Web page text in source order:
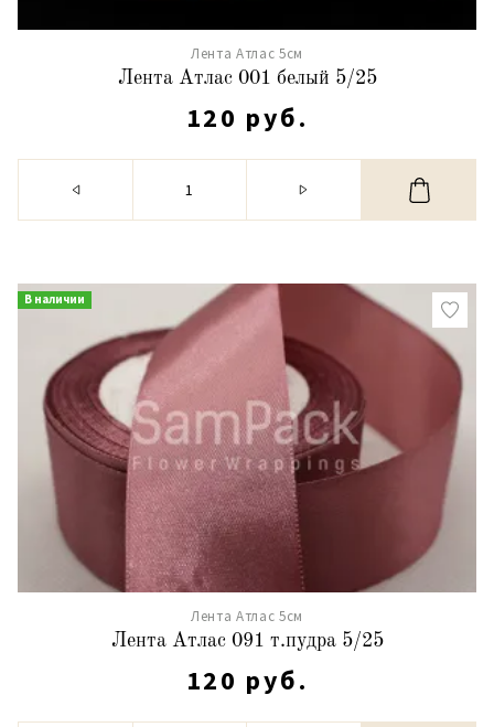
Лента Атлас 5см
Лента Атлас 001 белый 5/25
120 руб.
В наличии
Лента Атлас 5см
Лента Атлас 091 т.пудра 5/25
120 руб.